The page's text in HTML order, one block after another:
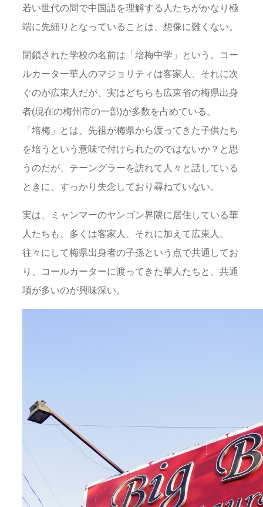
若い世代の間で中国語を理解する人たちがかなり極
端に先細りとなっていることは、想像に難くない。
閉鎖された学校の名前は「培梅中学」という。コー
ルカーター華人のマジョリティは客家人、それに次
ぐのが広東人だが、実はどちらも広東省の梅県出身
者(現在の梅州市の一部)が多数を占めている。
「培梅」とは、先祖が梅県から渡ってきた子供たち
を培うという意味で付けられたのではないか？と思
うのだが、テーングラーを訪れて人々と話している
ときに、すっかり失念しており尋ねていない。
実は、ミャンマーのヤンゴン界隈に居住している華
人たちも、多くは客家人、それに加えて広東人。
往々にして梅県出身者の子孫という点で共通してお
り、コールカーターに渡ってきた華人たちと、共通
項が多いのが興味深い。